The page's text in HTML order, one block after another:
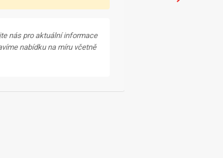
nás pro aktuální informace
nabídku na míru včetně